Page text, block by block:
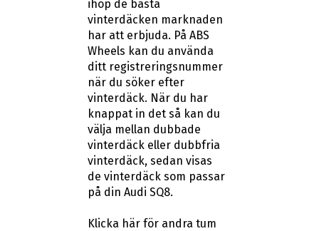
ihop de bästa
vinterdäcken marknaden
har att erbjuda. På ABS
Wheels kan du använda
ditt registreringsnummer
när du söker efter
vinterdäck. När du har
knappat in det så kan du
välja mellan dubbade
vinterdäck eller dubbfria
vinterdäck, sedan visas
de vinterdäck som passar
på din Audi SQ8.
Klicka här för andra tum